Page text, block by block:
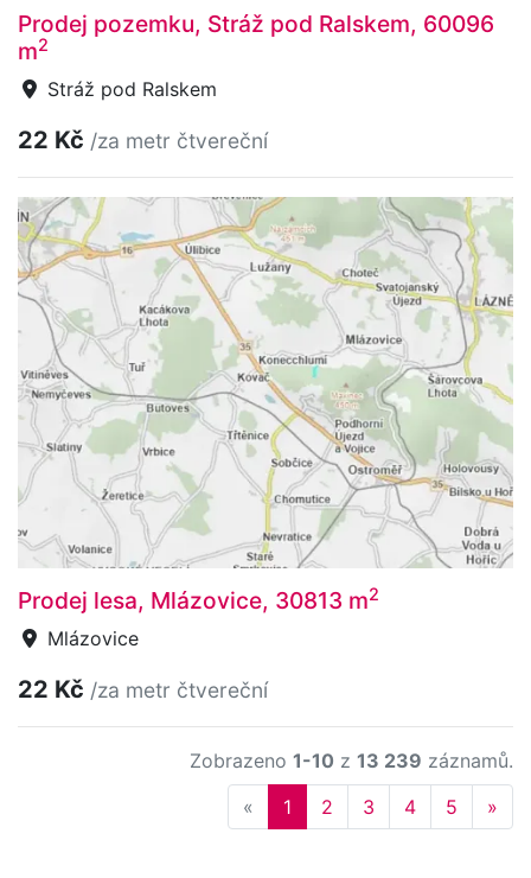
Prodej pozemku, Stráž pod Ralskem, 60096
m2
Stráž pod Ralskem
22 Kč /za metr čtvereční
Prodej lesa, Mlázovice, 30813 m2
Mlázovice
22 Kč /za metr čtvereční
Zobrazeno 1-10 z 13 239 záznamů.
« Previous
1 2 3 4 5 »